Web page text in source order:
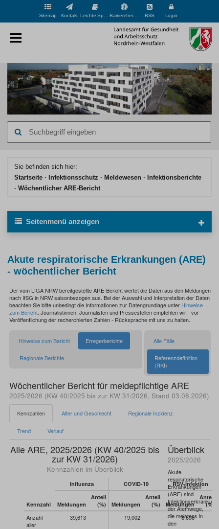
Sitemap Kontakt Barrierefreiheit RSS Login
eingeben
Sie befinden sich hier:
Startseite
Infektionsschutz Meldewesen
Infektionsberichte
Wöchentlicher ARE-Bericht
Seitenmenü anzeigen
Akute respiratorische Erkrankungen (ARE)
- wöchentlicher Bericht